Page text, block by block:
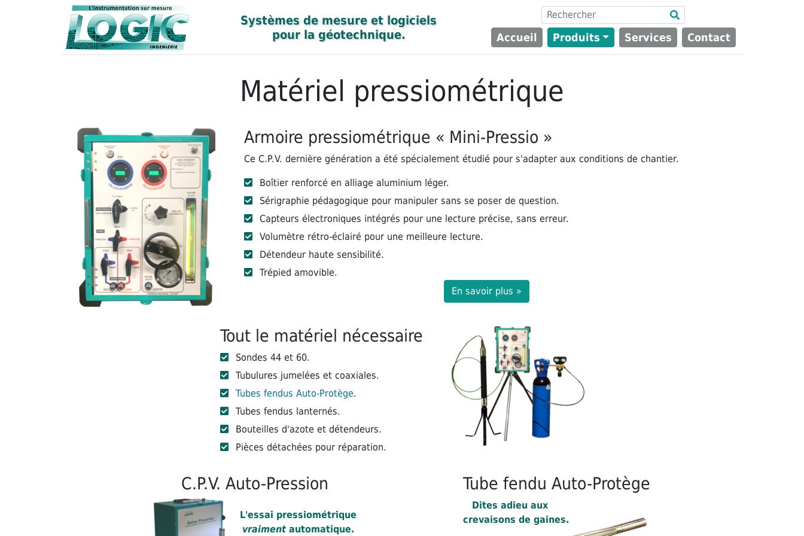
Systèmes de mesure et logiciels
pour la géotechnique.
Accueil Produits Services Contact
Matériel pressiométrique
Armoire pressiométrique « Mini-Pressio »
Ce C.P.V. dernière génération a été spécialement étudié pour s'adapter aux conditions de chantier.
Boîtier renforcé en alliage aluminium léger.
Sérigraphie pédagogique pour manipuler sans se poser de question.
Capteurs électroniques intégrés pour une lecture précise, sans erreur.
Volumètre rétro-éclairé pour une meilleure lecture.
Détendeur haute sensibilité.
Trépied amovible.
En savoir plus »
Tout le matériel nécessaire
Sondes 44 et 60.
Tubulures jumelées et coaxiales.
Tubes fendus Auto-Protège.
Tubes fendus lanternés.
Bouteilles d'azote et détendeurs.
Pièces détachées pour réparation.
C.P.V. Auto-Pression
L'essai pressiométrique
vraimentautomatique.
Tube fendu Auto-Protège
Dites adieu aux
crevaisons de gaines.